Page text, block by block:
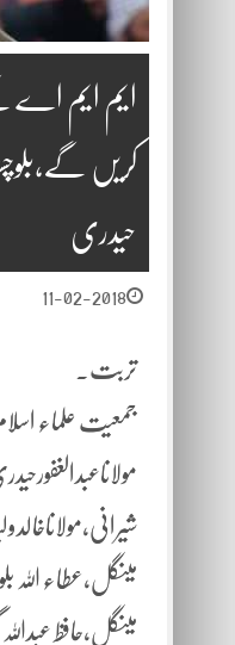
ایم ایم اے
کریں
حیدری
11-02-2018
تربت۔
جمعیت علماء
مینگل،عطاء اللہ
مینگل،حافظ